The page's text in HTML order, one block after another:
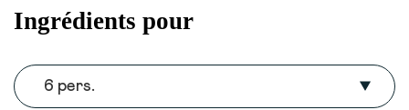
Ingrédients pour
6 pers.